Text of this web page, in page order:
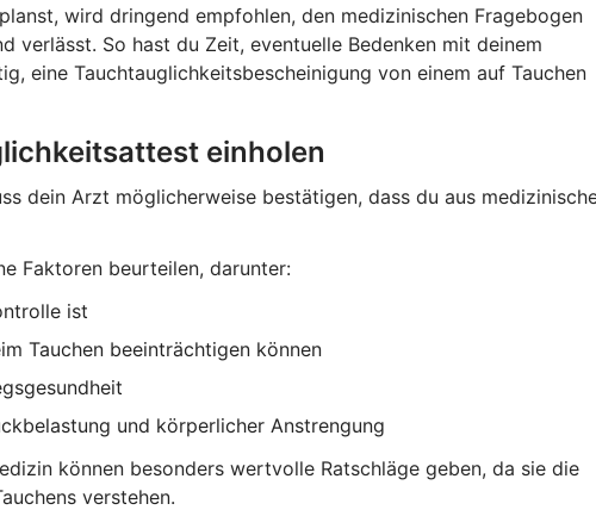
wird dringend empfohlen, den medizinischen Fragebogen
verlässt. So hast du Zeit, eventuelle Bedenken mit deinem
eine Tauchtauglichkeitsbescheinigung von einem auf Tauchen
einholen
dein Arzt möglicherweise bestätigen, dass du aus
Faktoren beurteilen, darunter:
ist
Tauchen beeinträchtigen können
und körperlicher Anstrengung
können besonders wertvolle Ratschläge geben, da sie die
verstehen.